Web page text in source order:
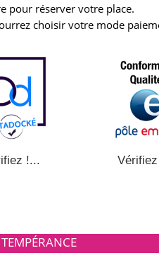
pour réserver votre place.
choisir votre mode
!...
Vérifiez